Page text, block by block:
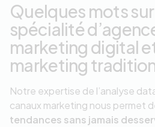
Quelques mots
spécialité
marketing digital
marketing
Notre expertise de l’analyse
canaux marketing nous permet
tendances sans jamais